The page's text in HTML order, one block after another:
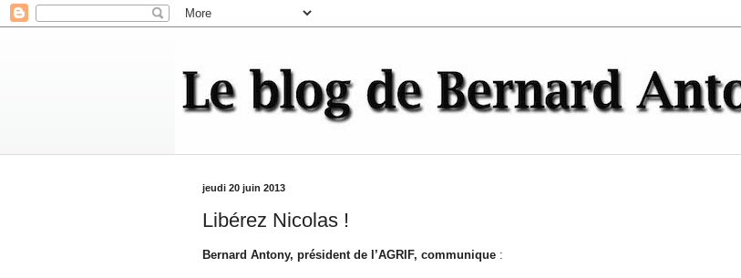
jeudi 20 juin 2013
Libérez Nicolas !
Bernard Antony, président de l’AGRIF, communique :